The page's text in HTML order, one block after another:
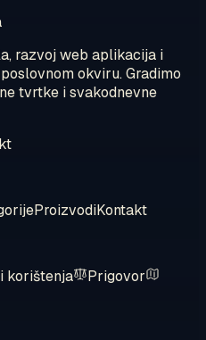
razvoj web aplikacija i
okviru. Gradimo
tvrtke i svakodnevne
ProizvodiKontakt
korištenja
Prigovor